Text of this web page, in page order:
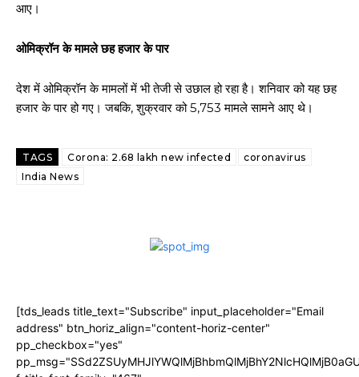
आए।
ओमिक्रॉन के मामले छह हजार के पार
देश में ओमिक्रॉन के मामलों में भी तेजी से उछाल हो रहा है। शनिवार को यह छह
हजार के पार हो गए। जबकि, शुक्रवार को 5,753 मामले सामने आए थे।
TAGS Corona: 2.68 lakh new infected
coronavirus
India News
[tds_leads title_text="Subscribe" input_placeholder="Email
address" btn_horiz_align="content-horiz-center"
pp_checkbox="yes"